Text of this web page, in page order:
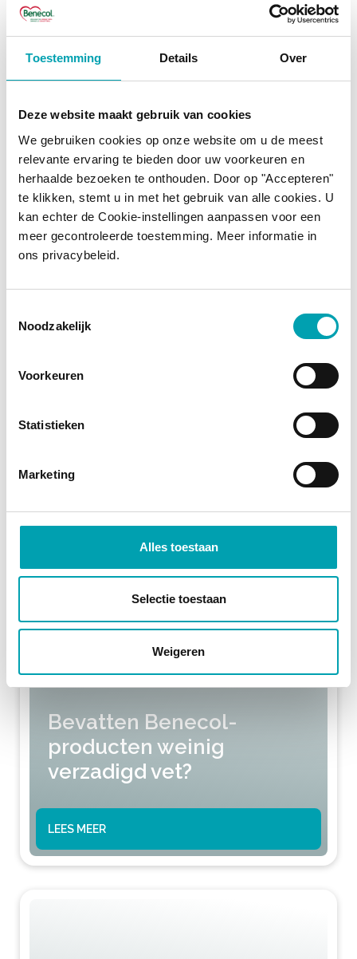
Toestemming Details Over
Deze website maakt gebruik van cookies
We gebruiken cookies op onze website om u de meest
relevante ervaring te bieden door uw voorkeuren en
herhaalde bezoeken te onthouden. Door op "Accepteren"
te klikken, stemt u in met het gebruik van alle cookies. U
kan echter de Cookie-instellingen aanpassen voor een
meer gecontroleerde toestemming. Meer informatie in
ons privacybeleid.
Noodzakelijk
Voorkeuren
Statistieken
Marketing
Alles toestaan
Selectie toestaan
Weigeren
Bevatten Benecol-repen
Bevatten Benecol-
producten weinig
verzadigd vet?
LEES MEER